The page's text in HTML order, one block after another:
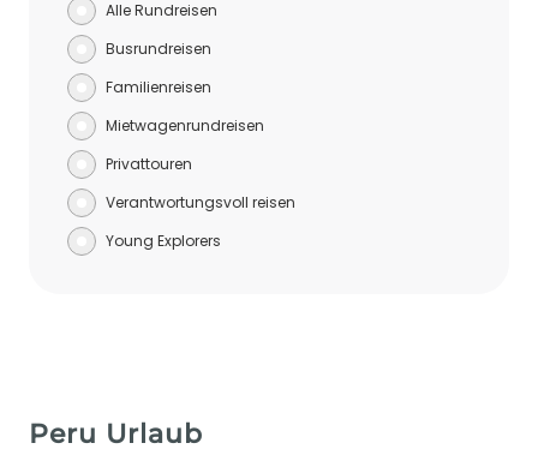
Alle Rundreisen
Busrundreisen
Familienreisen
Mietwagenrundreisen
Privattouren
Verantwortungsvoll reisen
Young Explorers
Peru Urlaub